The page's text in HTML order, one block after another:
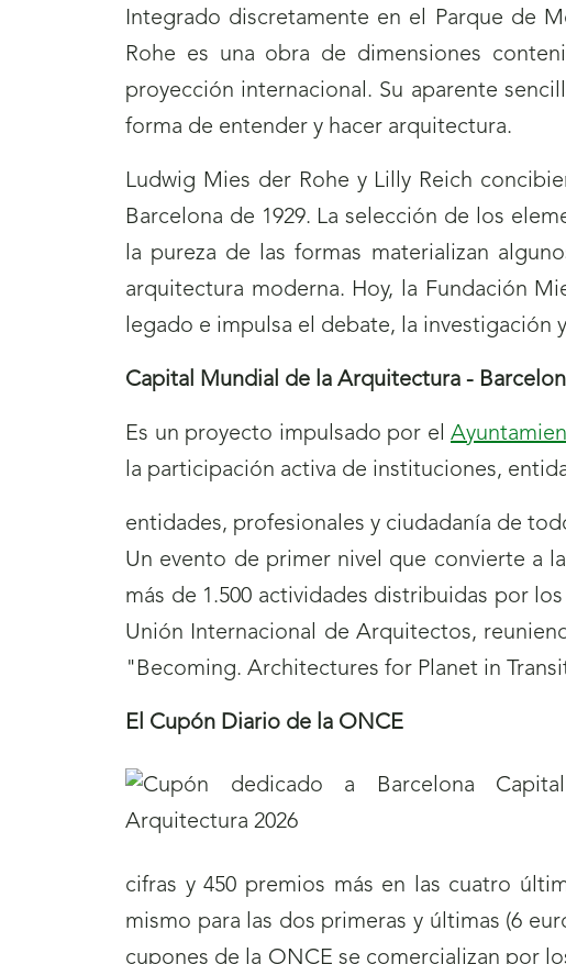
Integrado discretamente en el Parque de
Rohe es una obra de dimensiones
proyección internacional. Su aparente
forma de entender y hacer arquitectura.
Ludwig Mies der Rohe y Lilly Reich
Barcelona de 1929. La selección de los
la pureza de las formas materializan
arquitectura moderna. Hoy, la Fundación
legado e impulsa el debate, la investigación
Capital Mundial de la Arquitectura -
Es un proyecto impulsado por el
la participación activa de instituciones,
entidades, profesionales y ciudadanía de
Un evento de primer nivel que convierte a
más de 1.500 actividades distribuidas por
Unión Internacional de Arquitectos,
"Becoming. Architectures for Planet in
El Cupón Diario de la ONCE
cifras y 450 premios más en las cuatro
mismo para las dos primeras y últimas (6
cupones de la ONCE se comercializan por